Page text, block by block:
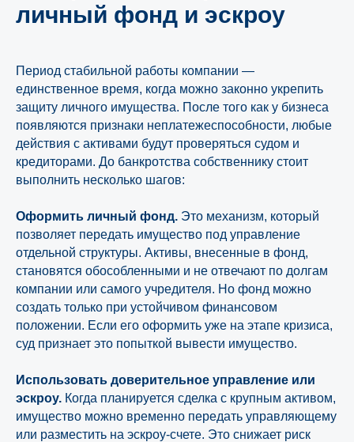
личный фонд и эскроу
Период стабильной работы компании —
единственное время, когда можно законно укрепить
защиту личного имущества. После того как у бизнеса
появляются признаки неплатежеспособности, любые
действия с активами будут проверяться судом и
кредиторами. До банкротства собственнику стоит
выполнить несколько шагов:
Оформить личный фонд. Это механизм, который
позволяет передать имущество под управление
отдельной структуры. Активы, внесенные в фонд,
становятся обособленными и не отвечают по долгам
компании или самого учредителя. Но фонд можно
создать только при устойчивом финансовом
положении. Если его оформить уже на этапе кризиса,
суд признает это попыткой вывести имущество.
Использовать доверительное управление или
эскроу. Когда планируется сделка с крупным активом,
имущество можно временно передать управляющему
или разместить на эскроу-счете. Это снижает риск